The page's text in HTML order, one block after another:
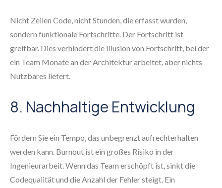
Nicht Zeilen Code, nicht Stunden, die erfasst wurden,
sondern funktionale Fortschritte. Der Fortschritt ist
greifbar. Dies verhindert die Illusion von Fortschritt, bei der
ein Team Monate an der Architektur arbeitet, aber nichts
Nutzbares liefert.
8. Nachhaltige Entwicklung
Fördern Sie ein Tempo, das unbegrenzt aufrechterhalten
werden kann. Burnout ist ein großes Risiko in der
Ingenieurarbeit. Wenn das Team erschöpft ist, sinkt die
Codequalität und die Anzahl der Fehler steigt. Ein